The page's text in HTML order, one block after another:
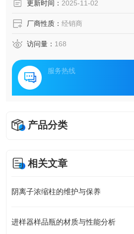
更新时间： 2025-11-02
厂商性质： 经销商
访问量： 168
服务热线
产品分类
相关文章
阴离子浓缩柱的维护与保养
进样器样品瓶的材质与性能分析